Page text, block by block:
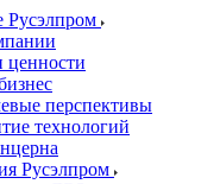
Русэлпром
перспективы
технологий
Русэлпром